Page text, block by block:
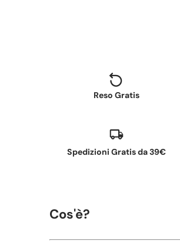
Reso Gratis
Spedizioni Gratis da 39€
Cos'è?